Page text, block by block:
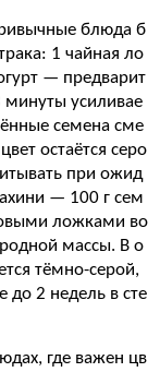
блюда б
1 чайная ло
— предварит
минуты усиливае
семена сме
остаётся серо
при ожид
— 100 г сем
ложками во
массы. В о
тёмно-серой,
до 2 недель в сте
где важен цв